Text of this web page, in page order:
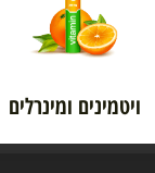
ויטמינים ומינרלים